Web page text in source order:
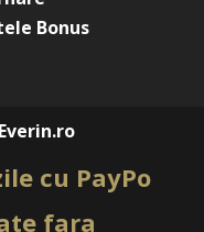
pigmentul?
Bonus